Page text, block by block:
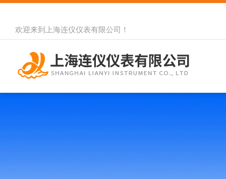
欢迎来到 上海连仪仪表有限公司 ！